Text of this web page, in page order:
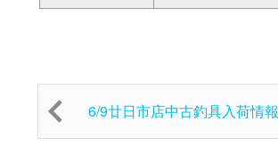
6/9廿日市店中古釣具入荷情報